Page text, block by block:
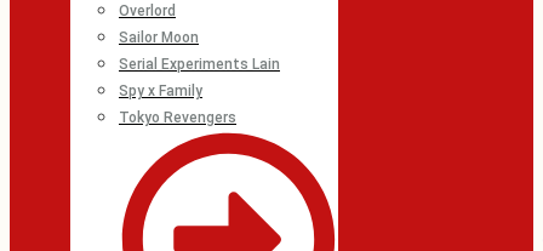
Overlord
Sailor Moon
Serial Experiments Lain
Spy x Family
Tokyo Revengers